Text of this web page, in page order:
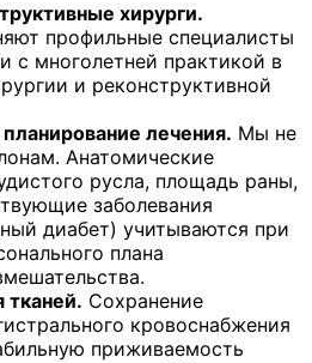
хирурги.
профильные специалисты
с многолетней практикой в
и реконструктивной
лечения. Мы не
Анатомические
русла, площадь раны,
заболевания
диабет) учитываются при
плана
тканей. Сохранение
кровоснабжения
приживаемость